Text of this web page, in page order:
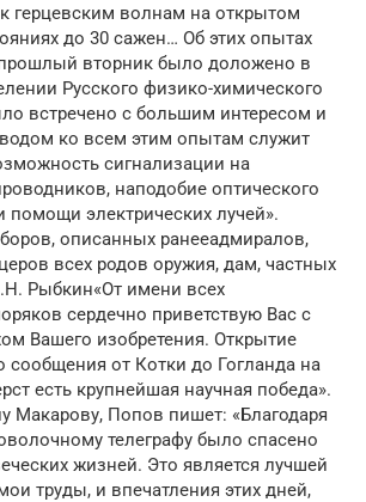
герцевским волнам на открытом
до 30 сажен… Об этих опытах
вторник было доложено в
Русского физико-химического
встречено с большим интересом и
ко всем этим опытам служит
сигнализации на
наподобие оптического
помощи электрических лучей».
описанных ранееадмиралов,
всех родов оружия, дам, частных
Рыбкин«От имени всех
сердечно приветствую Вас с
Вашего изобретения. Открытие
сообщения от Котки до Гогланда на
есть крупнейшая научная победа».
Макарову, Попов пишет: «Благодаря
телеграфу было спасено
жизней. Это является лучшей
труды, и впечатления этих дней,